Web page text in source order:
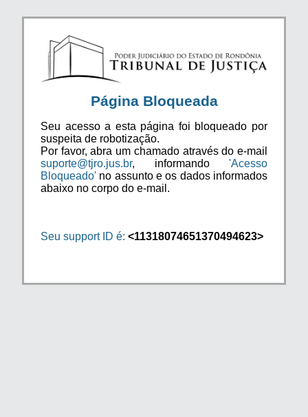
Página Bloqueada
Seu acesso a esta página foi bloqueado por
suspeita de robotização.
Por favor, abra um chamado através do e-mail
suporte@tjro.jus.br, informando 'Acesso
Bloqueado' no assunto e os dados informados
abaixo no corpo do e-mail.
Seu support ID é: <11318074651370494623>